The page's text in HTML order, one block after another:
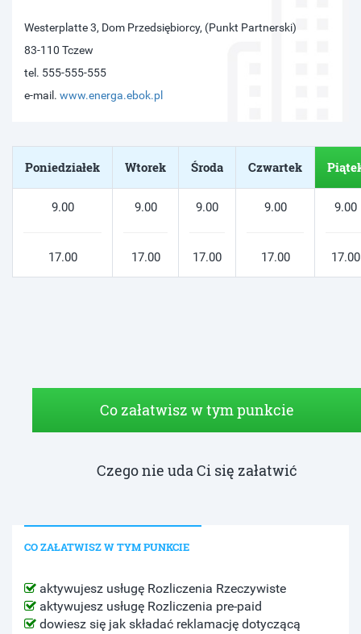
Westerplatte 3, Dom Przedsiębiorcy, (Punkt Partnerski)
83-110 Tczew
tel. 555-555-555
e-mail. www.energa.ebok.pl
Poniedziałek Wtorek Środa Czwartek
9.00
17.00
9.00
17.00
9.00
17.00
9.00
17.00
9.00
17.00
Co załatwisz w tym punkcie
Czego nie uda Ci się załatwić
CO ZAŁATWISZ W TYM PUNKCIE
aktywujesz usługę Rozliczenia Rzeczywiste
aktywujesz usługę Rozliczenia pre-paid
dowiesz się jak składać reklamację dotyczącą